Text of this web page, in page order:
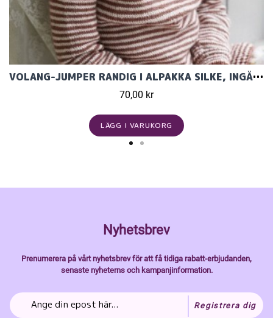
VOLANG-JUMPER RANDIG I ALPAKKA SILKE, INGÅR I MÖNSTERKATALOG 2003
70,00 kr
LÄGG I VARUKORG
Nyhetsbrev
Prenumerera på vårt nyhetsbrev för att få tidiga rabatt-erbjudanden,
senaste nyheterns och kampanjinformation.
Registrera dig